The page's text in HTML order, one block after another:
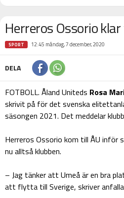
Herreros Ossorio
SPORT 12:45 måndag, 7 december, 2020
DELA
FOTBOLL. Åland Uniteds Rosa
skrivit på för det svenska
säsongen 2021. Det meddelar
Herreros Ossorio kom till ÅU inför
nu alltså klubben.
– Jag tänker att Umeå är en bra
att flytta till Sverige, skriver